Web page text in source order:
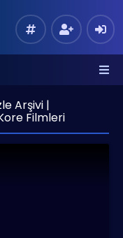
Arşivi |
Filmleri